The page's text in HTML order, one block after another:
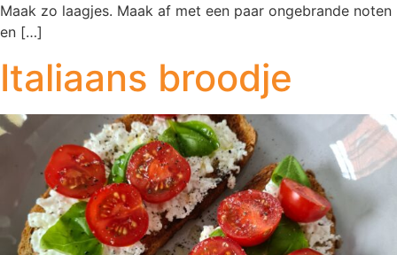
Maak zo laagjes. Maak af met een paar ongebrande noten
en […]
Italiaans broodje